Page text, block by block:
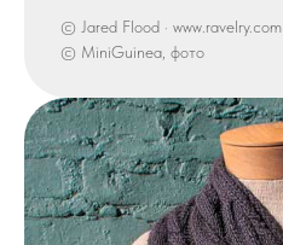
© Jared Flood · www.ravelry.com
© MiniGuinea, фото